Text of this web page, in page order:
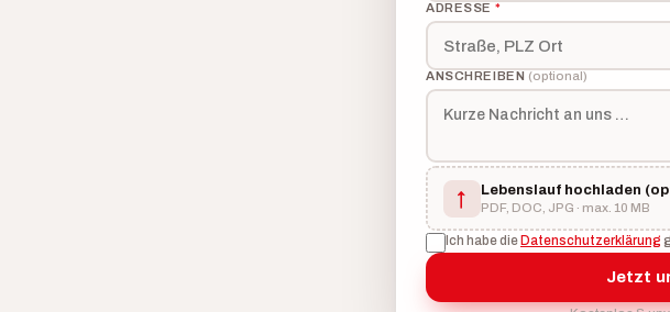
ADRESSE *
ANSCHREIBEN (optional)
↑ Lebenslauf hochladen
PDF, DOC, JPG · max. 10 MB
Ich habe die Datenschutzerklärung
Jetzt